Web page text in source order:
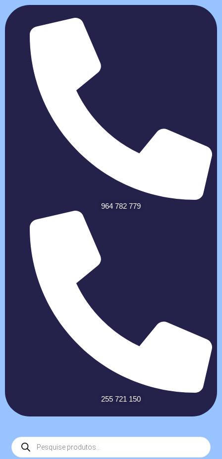
964 782 779
255 721 150